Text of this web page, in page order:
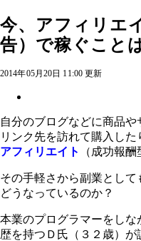
今、アフィリエ
告）で稼ぐこと
2014年05月20日 11:00 更新
自分のブログなどに商品
リンク先を訪れて購入し
アフィリエイト
（成功報酬
その手軽さから副業として
どうなっているのか？
本業のプログラマーをし
歴を持つＤ氏（３２歳）が